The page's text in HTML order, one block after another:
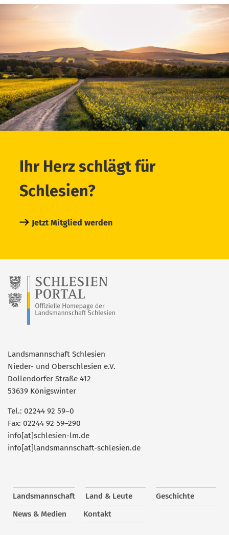
Ihr Herz schlägt für
Schlesien?
Jetzt Mitglied werden
Landsmannschaft Schlesien
Nieder- und Oberschlesien e.V.
Dollendorfer Straße 412
53639 Königswinter
Tel.: 02244 92 59–0
Fax: 02244 92 59–290
info[at]schlesien-lm.de
info[at]landsmannschaft-schlesien.de
Landsmannschaft Land & Leute
Geschichte
News & Medien
Kontakt